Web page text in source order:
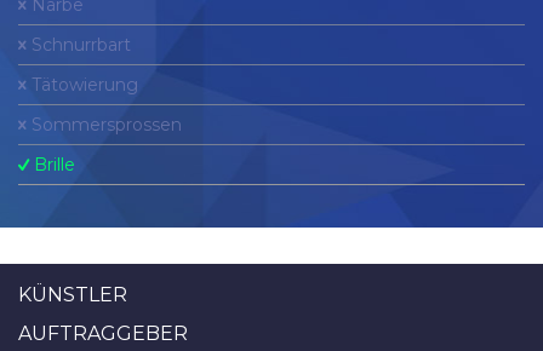
Narbe
Schnurrbart
Tätowierung
Sommersprossen
Brille
KÜNSTLER
AUFTRAGGEBER